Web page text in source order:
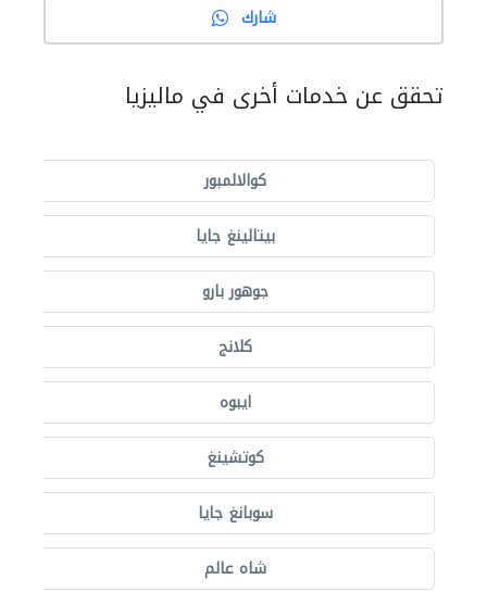
شارك
تحقق عن خدمات أخرى في ماليزيا
كوالالمبور
بيتالينغ جايا
جوهور بارو
كلانج
ايبوه
كوتشينغ
سوبانغ جايا
شاه عالم